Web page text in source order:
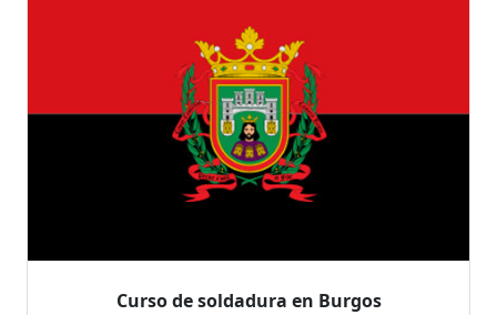
Curso de soldadura en Burgos